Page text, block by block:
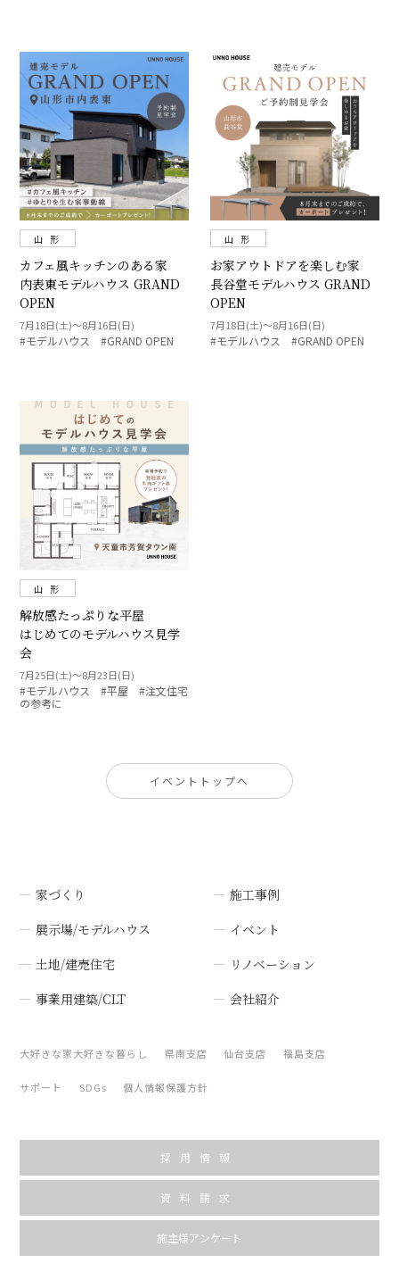
山 形
カフェ風キッチンのある家
内表東モデルハウス GRAND
OPEN
7月18日(土)～8月16日(日)
#モデルハウス #GRAND OPEN
山 形
お家アウトドアを楽しむ家
長谷堂モデルハウス GRAND
OPEN
7月18日(土)～8月16日(日)
#モデルハウス #GRAND OPEN
山 形
解放感たっぷりな平屋
はじめてのモデルハウス見学
会
7月25日(土)～8月23日(日)
#モデルハウス #平屋 #注文住宅
の参考に
イベントトップへ
家づくり
施工事例
展示場/モデルハウス
イベント
土地/建売住宅
リノベーション
事業用建築/CLT
会社紹介
大好きな家大好きな暮らし 県南支店 仙台支店 福島支店
サポート SDGs 個人情報保護方針
採用情報
資料請求
施主様アンケート